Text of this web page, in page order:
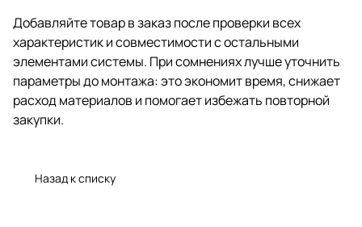
Добавляйте товар в заказ после проверки всех
характеристик и совместимости с остальными
элементами системы. При сомнениях лучше уточнить
параметры до монтажа: это экономит время, снижает
расход материалов и помогает избежать повторной
закупки.
Назад к списку